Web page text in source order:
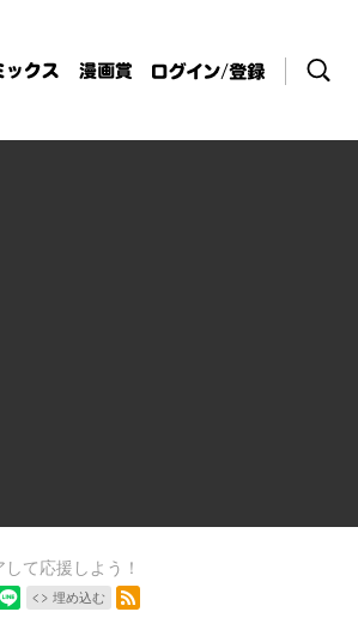
ックス 漫画賞
ログイン / 登
録
検索
して応援しよう！
埋め込む